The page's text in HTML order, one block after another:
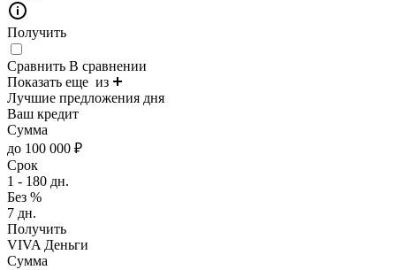
Получить
Сравнить В сравнении
Показать еще из
Лучшие предложения дня
Ваш кредит
Сумма
до 100 000 ₽
Срок
1 - 180 дн.
Без %
7 дн.
Получить
VIVA Деньги
Сумма